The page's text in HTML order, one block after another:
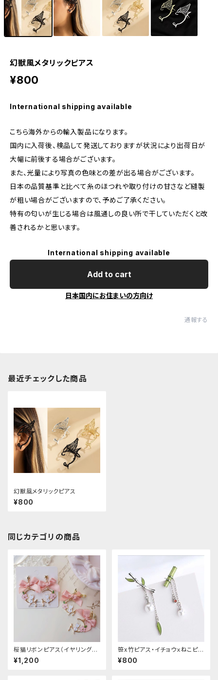
幻獣風メタリックピアス
¥800
International shipping available
こちら海外からの輸入製品になります。
国内に入荷後、検品して発送しておりますが状況により出荷日が
大幅に前後する場合がございます。
また、光量により写真の色味との差が出る場合がございます。
日本の品質基準と比べて糸のほつれや取り付けの甘さなど縫製
が粗い場合がございますので、予めご了承ください。
特有の匂いが生じる場合は風通しの良い所で干していただくと改
善されるかと思います。
International shipping available
Add to cart
日本国内にお住まいの方向け
通報する
最近チェックした商品
幻獣風メタリックピアス
¥800
同じカテゴリの商品
桜猫リボンピアス（イヤリング変
更可能
¥1,200
笹x竹ピアス・イチョウｘねこピア
ス
¥800